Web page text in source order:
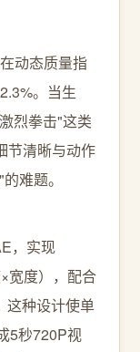
动态质量指
。当生
烈拳击"这类
节清晰与动作
难题。
，实现
宽度），配合
这种设计使单
5秒720P视